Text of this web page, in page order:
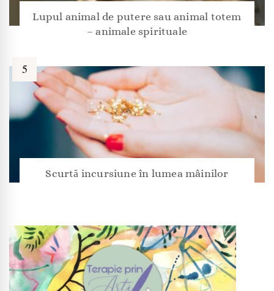
Lupul animal de putere sau animal totem
– animale spirituale
Scurtă incursiune în lumea mâinilor